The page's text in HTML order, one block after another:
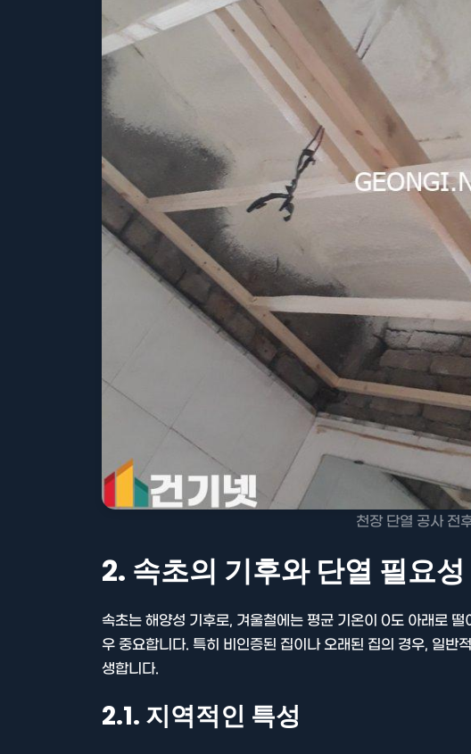
천장 단열 공사 전
2. 속초의 기후와 단열 필요성
속초는 해양성 기후로, 겨울철에는 평균 기온이 0도 아래로
우 중요합니다. 특히 비인증된 집이나 오래된 집의 경우, 일반
생합니다.
2.1. 지역적인 특성